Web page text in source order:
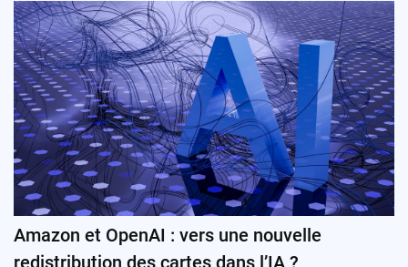
Amazon et OpenAI : vers une nouvelle
redistribution des cartes dans l’IA ?